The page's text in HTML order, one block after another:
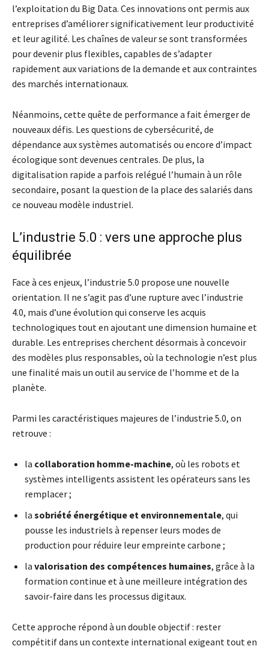
l’exploitation du Big Data. Ces innovations ont permis aux
entreprises d’améliorer significativement leur productivité
et leur agilité. Les chaînes de valeur se sont transformées
pour devenir plus flexibles, capables de s’adapter
rapidement aux variations de la demande et aux contraintes
des marchés internationaux.
Néanmoins, cette quête de performance a fait émerger de
nouveaux défis. Les questions de cybersécurité, de
dépendance aux systèmes automatisés ou encore d’impact
écologique sont devenues centrales. De plus, la
digitalisation rapide a parfois relégué l’humain à un rôle
secondaire, posant la question de la place des salariés dans
ce nouveau modèle industriel.
L’industrie 5.0 : vers une approche plus
équilibrée
Face à ces enjeux, l’industrie 5.0 propose une nouvelle
orientation. Il ne s’agit pas d’une rupture avec l’industrie
4.0, mais d’une évolution qui conserve les acquis
technologiques tout en ajoutant une dimension humaine et
durable. Les entreprises cherchent désormais à concevoir
des modèles plus responsables, où la technologie n’est plus
une finalité mais un outil au service de l’homme et de la
planète.
Parmi les caractéristiques majeures de l’industrie 5.0, on
retrouve :
la collaboration homme-machine, où les robots et
systèmes intelligents assistent les opérateurs sans les
remplacer ;
la sobriété énergétique et environnementale, qui
pousse les industriels à repenser leurs modes de
production pour réduire leur empreinte carbone ;
la valorisation des compétences humaines, grâce à la
formation continue et à une meilleure intégration des
savoir-faire dans les processus digitaux.
Cette approche répond à un double objectif : rester
compétitif dans un contexte international exigeant tout en